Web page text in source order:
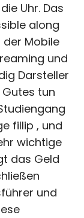
Uhr. Das
along
Mobile
und
Darsteller
tun
fillip , und
wichtige
das Geld
und